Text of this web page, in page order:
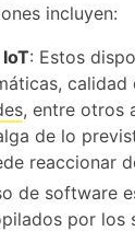
incluyen:
: Estos
calidad
, entre otros
de lo
reaccionar
de software
por los